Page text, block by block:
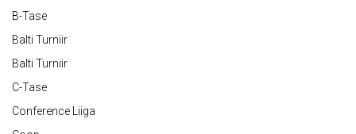
B-Tase
Balti Turniir
Balti Turniir
C-Tase
Conference Liiga